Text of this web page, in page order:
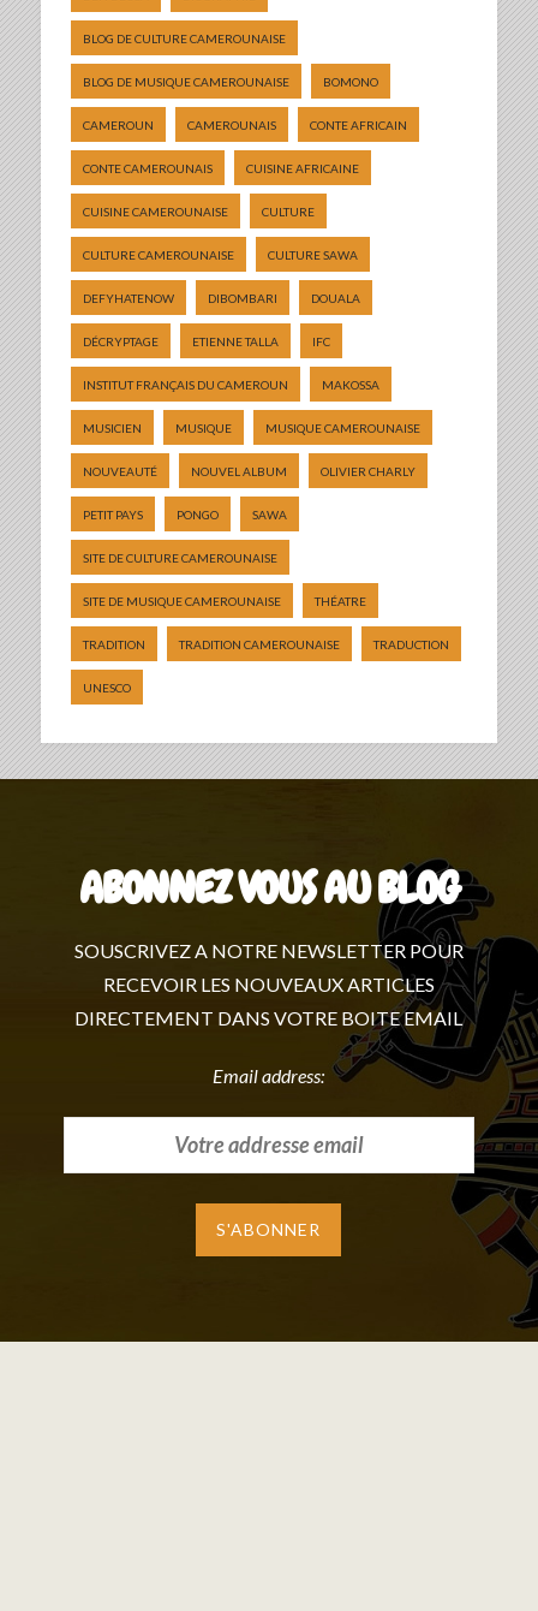
BLOG DE CULTURE CAMEROUNAISE
BLOG DE MUSIQUE CAMEROUNAISE BOMONO
CAMEROUN CAMEROUNAIS CONTE AFRICAIN
CONTE CAMEROUNAIS CUISINE AFRICAINE
CUISINE CAMEROUNAISE CULTURE
CULTURE CAMEROUNAISE CULTURE SAWA
DEFYHATENOW DIBOMBARI DOUALA
DÉCRYPTAGE ETIENNE TALLA IFC
INSTITUT FRANÇAIS DU CAMEROUN MAKOSSA
MUSICIEN MUSIQUE MUSIQUE CAMEROUNAISE
NOUVEAUTÉ NOUVEL ALBUM OLIVIER CHARLY
PETIT PAYS PONGO SAWA
SITE DE CULTURE CAMEROUNAISE
SITE DE MUSIQUE CAMEROUNAISE THÉATRE
TRADITION TRADITION CAMEROUNAISE TRADUCTION
UNESCO
ABONNEZ VOUS AU BLOG
SOUSCRIVEZ A NOTRE NEWSLETTER POUR
RECEVOIR LES NOUVEAUX ARTICLES
DIRECTEMENT DANS VOTRE BOITE EMAIL
Email address: